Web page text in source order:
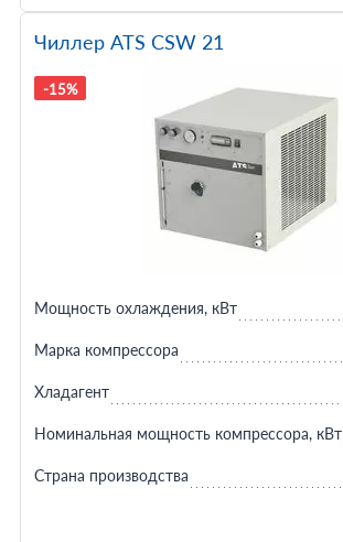
Чиллер ATS CSW 21
-15%
Мощность охлаждения, кВт
Марка компрессора
Хладагент
Номинальная мощность компрессора, кВт
Страна производства